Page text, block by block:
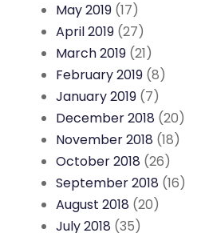
May 2019 (17)
April 2019 (27)
March 2019 (21)
February 2019 (8)
January 2019 (7)
December 2018 (20)
November 2018 (18)
October 2018 (26)
September 2018 (16)
August 2018 (20)
July 2018 (35)